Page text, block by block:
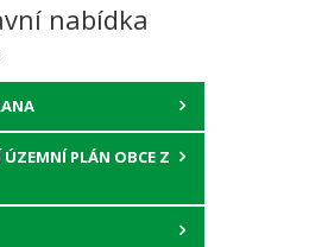
nabídka
PLÁN OBCE Z